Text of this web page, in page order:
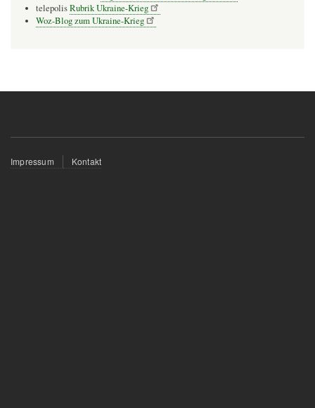
telepolisRubrik Ukraine-Krieg
Woz-Blog zum Ukraine-Krieg
Fußzeilenmenü
Impressum Kontakt